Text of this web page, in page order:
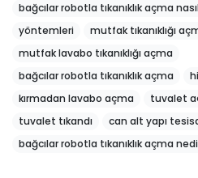
bağcılar robotla tıkanıklık açma
yöntemleri
mutfak tıkanıklığı
mutfak lavabo tıkanıklığı açma
bağcılar robotla tıkanıklık açma
kırmadan lavabo açma
tuvalet
tuvalet tıkandı
can alt yapı
bağcılar robotla tıkanıklık açma